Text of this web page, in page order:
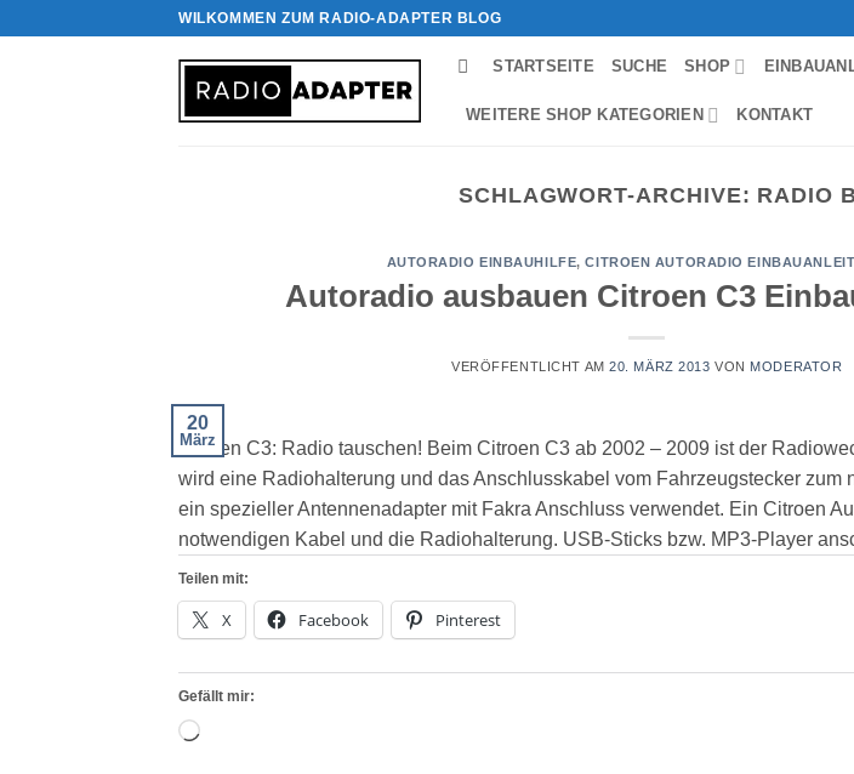
WILKOMMEN ZUM RADIO-ADAPTER BLOG
STARTSEITE SUCHE SHOP
WEITERE SHOP KATEGORIEN KONTAKT
SCHLAGWORT-ARCHIVE: RADIO
AUTORADIO EINBAUHILFE,CITROEN AUTORADIO
Autoradio ausbauen Citroen C3
VERÖFFENTLICHT AM20. MÄRZ 2013 VON MODERATOR
20
März
Citroen C3: Radio tauschen! Beim Citroen C3 ab 2002 – 2009 ist der
wird eine Radiohalterung und das Anschlusskabel vom Fahrzeugstecker zum
ein spezieller Antennenadapter mit Fakra Anschluss verwendet. Ein Citroen
notwendigen Kabel und die Radiohalterung. USB-Sticks bzw. MP3-Player
Teilen mit:
X Facebook Pinterest
Gefällt mir:
Wird